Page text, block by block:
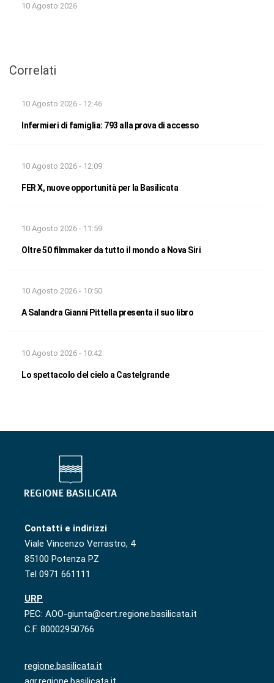
10 Agosto 2026
Correlati
10 Agosto 2026 - 12:46
Infermieri di famiglia: 793 alla prova di accesso
10 Agosto 2026 - 12:09
FER X, nuove opportunità per la Basilicata
10 Agosto 2026 - 11:59
Oltre 50 filmmaker da tutto il mondo a Nova Siri
10 Agosto 2026 - 10:50
A Salandra Gianni Pittella presenta il suo libro
10 Agosto 2026 - 10:42
Lo spettacolo del cielo a Castelgrande
Contatti e indirizzi
Viale Vincenzo Verrastro, 4
85100 Potenza PZ
Tel 0971 661111
URP
PEC: AOO-giunta@cert.regione.basilicata.it
C.F. 80002950766
regione.basilicata.it